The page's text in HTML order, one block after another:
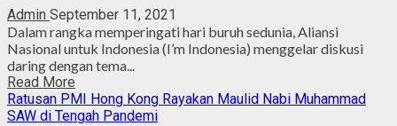
Admin September 11, 2021
Dalam rangka memperingati hari buruh sedunia, Aliansi
Nasional untuk Indonesia (I’m Indonesia) menggelar diskusi
daring dengan tema...
Read More
Ratusan PMI Hong Kong Rayakan Maulid Nabi Muhammad
SAW di Tengah Pandemi